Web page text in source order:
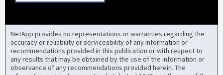
NetApp provides no representations or warranties regarding the
accuracy or reliability or serviceability of any information or
recommendations provided in this publication or with respect to
any results that may be obtained by the use of the information or
observance of any recommendations provided herein. The